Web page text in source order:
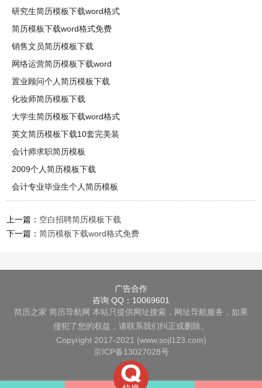
研究生简历模板下载word格式
简历模板下载word格式免费
销售文员简历模板下载
网络运营简历模板下载word
置业顾问个人简历模板下载
化妆师简历模板下载
大学生简历模板下载word格式
英文简历模板下载10套完美装
会计师求职简历模板
2009个人简历模板下载
会计专业毕业生个人简历模板
上一篇： 空白招聘简历模板下载
下一篇：简历模板下载word格式免费
广告合作
咨询 QQ：10069601
简历之家 简历导航网 本站只提供网址搜索，网址导航服务，如果
侵犯了您的权益，请联系我们纠正或删除。
Copyright 2017-2021 (www.sojl123.com)
京ICP备13027028号